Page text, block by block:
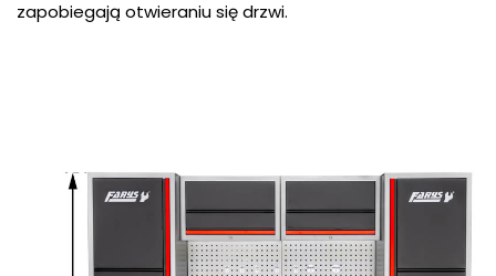
zapobiegają otwieraniu się drzwi.